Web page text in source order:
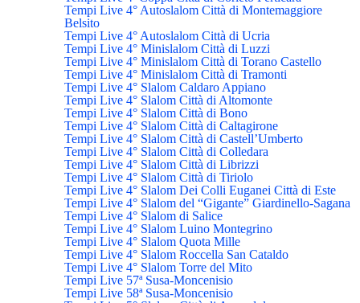
Tempi Live 4° Autoslalom Città di Montemaggiore
Belsito
Tempi Live 4° Autoslalom Città di Ucria
Tempi Live 4° Minislalom Città di Luzzi
Tempi Live 4° Minislalom Città di Torano Castello
Tempi Live 4° Minislalom Città di Tramonti
Tempi Live 4° Slalom Caldaro Appiano
Tempi Live 4° Slalom Città di Altomonte
Tempi Live 4° Slalom Città di Bono
Tempi Live 4° Slalom Città di Caltagirone
Tempi Live 4° Slalom Città di Castell’Umberto
Tempi Live 4° Slalom Città di Colledara
Tempi Live 4° Slalom Città di Librizzi
Tempi Live 4° Slalom Città di Tiriolo
Tempi Live 4° Slalom Dei Colli Euganei Città di Este
Tempi Live 4° Slalom del “Gigante” Giardinello-Sagana
Tempi Live 4° Slalom di Salice
Tempi Live 4° Slalom Luino Montegrino
Tempi Live 4° Slalom Quota Mille
Tempi Live 4° Slalom Roccella San Cataldo
Tempi Live 4° Slalom Torre del Mito
Tempi Live 57ª Susa-Moncenisio
Tempi Live 58ª Susa-Moncenisio